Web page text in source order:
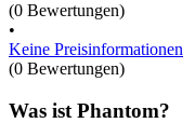
(0 Bewertungen)
•
Keine Preisinformationen
(0 Bewertungen)
Was ist Phantom?